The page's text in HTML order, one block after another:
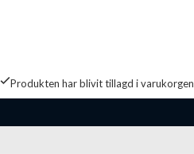
Produkten har blivit tillagd i varukorgen